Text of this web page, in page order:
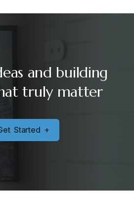
and building
truly matter
et Started +